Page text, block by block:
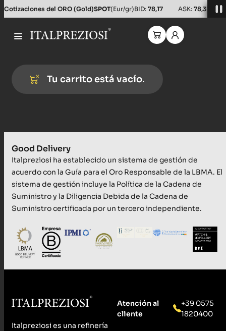
Cotizaciones del ORO (Gold)SPOT(Eur/gr)BID: 78,17 ASK: 78,31
Tu carrito está vacío.
Good Delivery
Italpreziosi ha establecido un sistema de gestión de
acuerdo con la Guía para el Oro Responsable de la LBMA. El
sistema de gestión incluye la Política de la Cadena de
Suministro y la Diligencia Debida de la Cadena de
Suministro certificada por un tercero independiente.
Italpreziosi es una refinería
Atención al
cliente
+39 0575
1820400